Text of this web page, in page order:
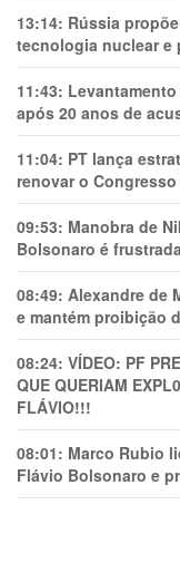
13:14: Rússia
tecnologia nuclear e
11:43:
após 20 anos de
11:04: PT lança
renovar o
09:53: Manobra de
Bolsonaro é
08:49: Alexandre de
e mantém proibição
08:24: VÍDEO: PF
QUE QUERIAM
FLÁVIO!!!
08:01: Marco Rubio
Flávio Bolsonaro e